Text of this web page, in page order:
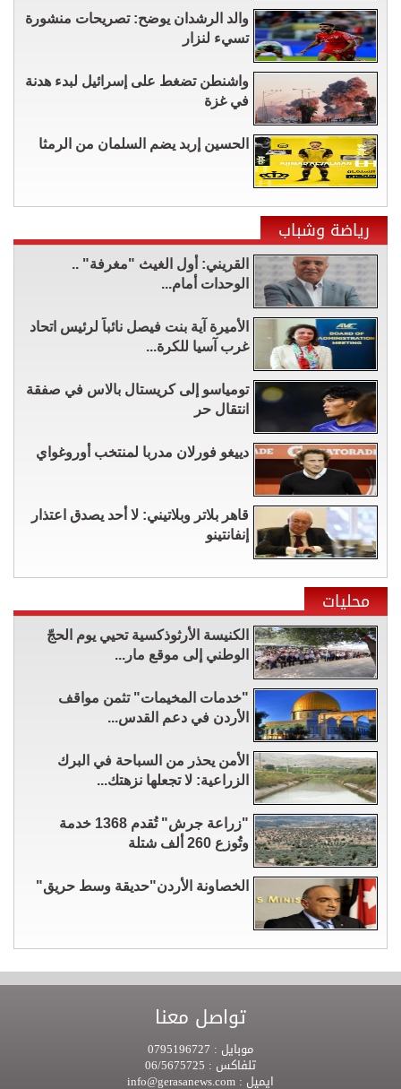
والد الرشدان يوضح: تصريحات منشورة
تسيء لنزار
واشنطن تضغط على إسرائيل لبدء هدنة
في غزة
الحسين إربد يضم السلمان من الرمثا
رياضة وشباب
القريني: أول الغيث "مغرفة" ..
الوحدات أمام...
الأميرة آية بنت فيصل نائباً لرئيس اتحاد
غرب آسيا للكرة...
تومياسو إلى كريستال بالاس في صفقة
انتقال حر
دييغو فورلان مدربا لمنتخب أوروغواي
قاهر بلاتر وبلاتيني: لا أحد يصدق اعتذار
إنفانتينو
محليات
الكنيسة الأرثوذكسية تحيي يوم الحجّ
الوطني إلى موقع مار...
"خدمات المخيمات" تثمن مواقف
الأردن في دعم القدس...
الأمن يحذر من السباحة في البرك
الزراعية: لا تجعلها نزهتك...
"زراعة جرش" تُقدم 1368 خدمة
وتُوزع 260 ألف شتلة
الخصاونة الأردن"حديقة وسط حريق"
تواصل معنا
موبايل :
تلفاكس :
ايميل :